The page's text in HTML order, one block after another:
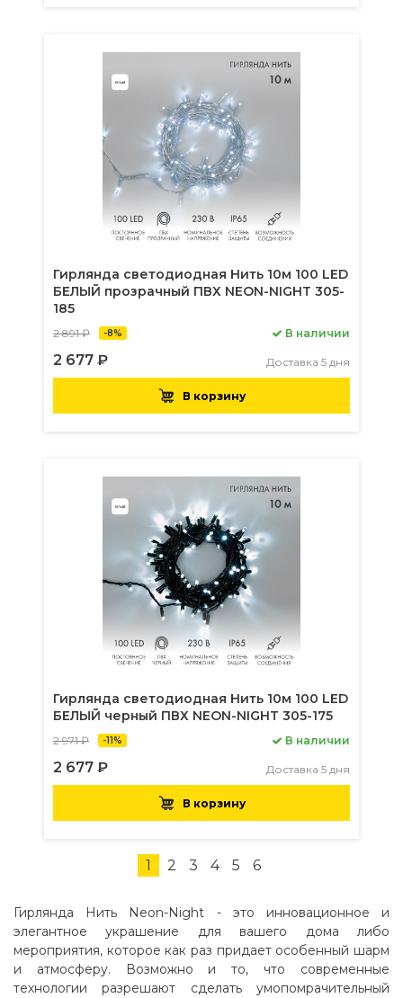
Гирлянда светодиодная Нить 10м 100 LED
БЕЛЫЙ прозрачный ПВХ NEON-NIGHT 305-
185
2 891 ₽ -8%
2 677 ₽
В наличии
Доставка 5 дня
В корзину
Гирлянда светодиодная Нить 10м 100 LED
БЕЛЫЙ черный ПВХ NEON-NIGHT 305-175
2 971 ₽ -11%
2 677 ₽
В наличии
Доставка 5 дня
В корзину
1 2 3 4 5 6
Гирлянда Нить Neon-Night - это инновационное и
элегантное украшение для вашего дома либо
мероприятия, которое как раз придает особенный шарм
и атмосферу. Возможно и то, что современные
технологии разрешают сделать умопомрачительный